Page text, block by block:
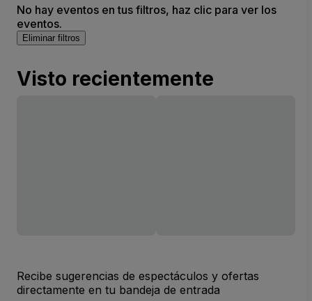
No hay eventos en tus filtros, haz clic para ver los
eventos.
Eliminar filtros
Visto recientemente
Recibe sugerencias de espectáculos y ofertas
directamente en tu bandeja de entrada